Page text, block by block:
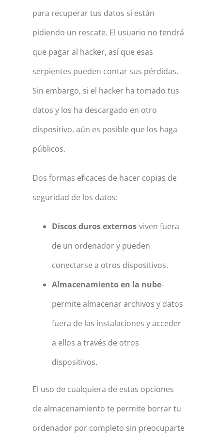
para recuperar tus datos si están
pidiendo un rescate. El usuario no tendrá
que pagar al hacker, así que esas
serpientes pueden contar sus pérdidas.
Sin embargo, si el hacker ha tomado tus
datos y los ha descargado en otro
dispositivo, aún es posible que los haga
públicos.
Dos formas eficaces de hacer copias de
seguridad de los datos:
Discos duros externos-viven fuera
de un ordenador y pueden
conectarse a otros dispositivos.
Almacenamiento en la nube-
permite almacenar archivos y datos
fuera de las instalaciones y acceder
a ellos a través de otros
dispositivos.
El uso de cualquiera de estas opciones
de almacenamiento te permite borrar tu
ordenador por completo sin preocuparte